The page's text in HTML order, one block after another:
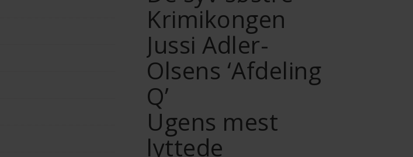
Krimikongen
Jussi Adler-
Olsens ‘Afdeling
Q’
Ugens mest
lyttede